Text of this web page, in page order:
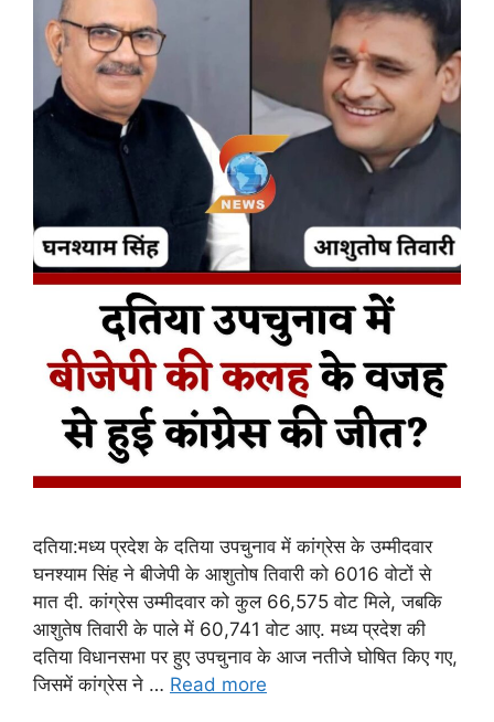
दतिया:मध्य प्रदेश के दतिया उपचुनाव में कांग्रेस के उम्मीदवार
घनश्याम सिंह ने बीजेपी के आशुतोष तिवारी को 6016 वोटों से
मात दी. कांग्रेस उम्मीदवार को कुल 66,575 वोट मिले, जबकि
आशुतेष तिवारी के पाले में 60,741 वोट आए. मध्य प्रदेश की
दतिया विधानसभा पर हुए उपचुनाव के आज नतीजे घोषित किए गए,
जिसमें कांग्रेस ने … Read more